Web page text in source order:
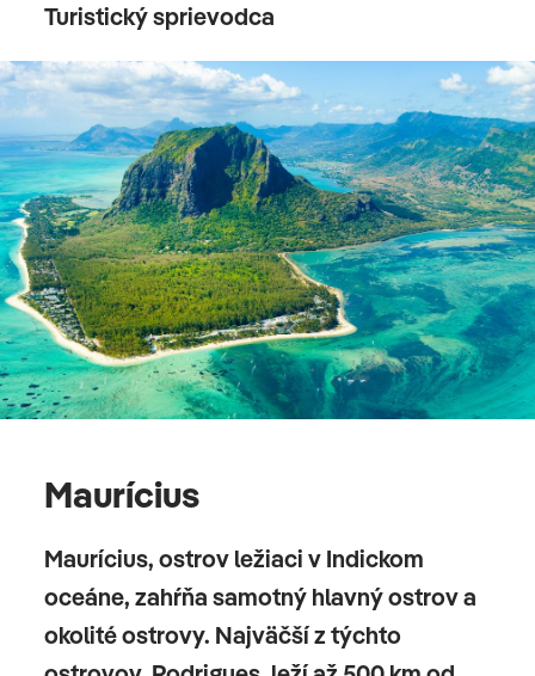
Turistický sprievodca
Maurícius
Maurícius, ostrov ležiaci v Indickom
oceáne, zahŕňa samotný hlavný ostrov a
okolité ostrovy. Najväčší z týchto